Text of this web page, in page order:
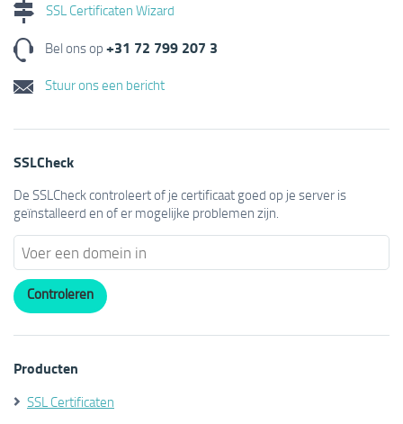
SSL Certificaten Wizard
Bel ons op +31 72 799 207 3
Stuur ons een bericht
SSLCheck
De SSLCheck controleert of je certificaat goed op je server is
geïnstalleerd en of er mogelijke problemen zijn.
Producten
SSL Certificaten